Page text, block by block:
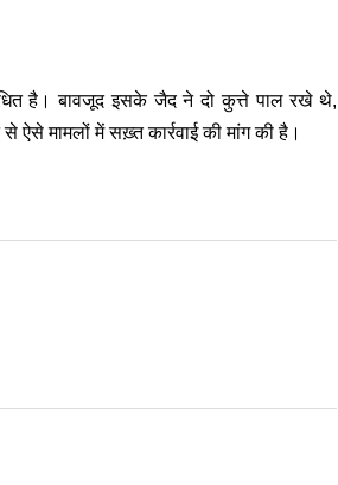
है। बावजूद इसके जैद ने दो कुत्ते पाल रखे थे,
ऐसे मामलों में सख़्त कार्रवाई की मांग की है।